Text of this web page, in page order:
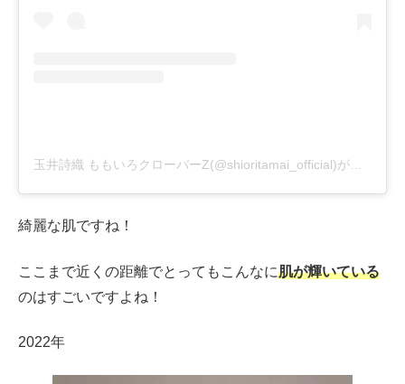
綺麗な肌ですね！
ここまで近くの距離でとってもこんなに肌が輝いている
のはすごいですよね！
2022年